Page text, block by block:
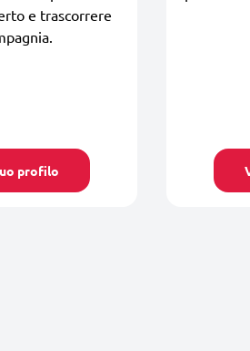
e trascorrere
profilo